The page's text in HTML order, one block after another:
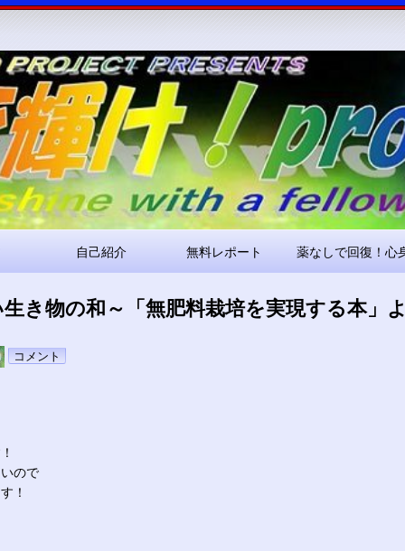
コ
ン
ツ
キ
ッ
プ
自己紹介 無料レポート 薬なしで回復！心
き物の和～「無肥料栽培を実現する本」
pokari7
コメント
ので
！